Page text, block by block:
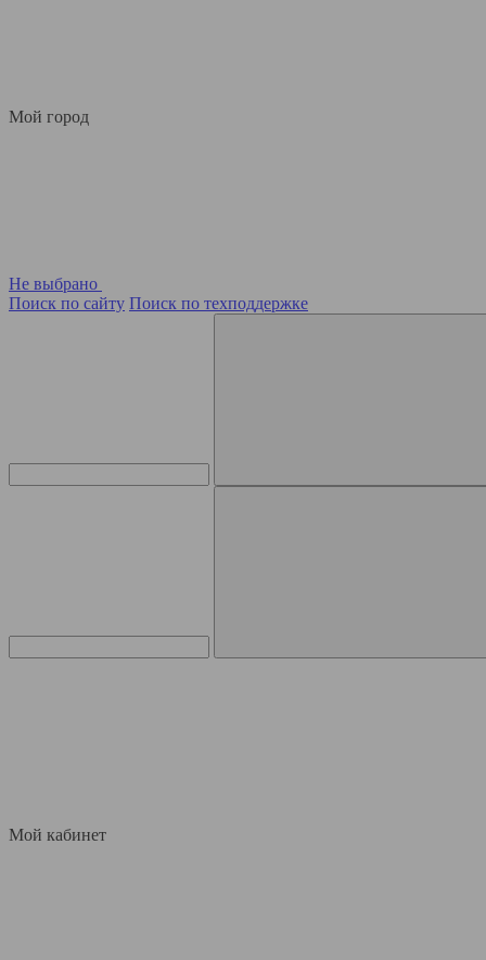
Мой город
Не выбрано
Поиск по сайту Поиск по техподдержке
Мой кабинет